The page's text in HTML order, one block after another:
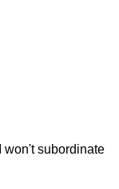
won't subordinate